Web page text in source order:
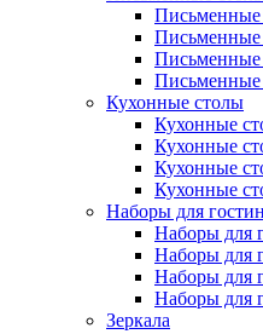
Письменные
Письменные
Письменные
Письменные
Кухонные столы
Кухонные
Кухонные
Кухонные
Кухонные
Наборы для
Наборы для
Наборы для
Наборы для
Наборы для
Зеркала